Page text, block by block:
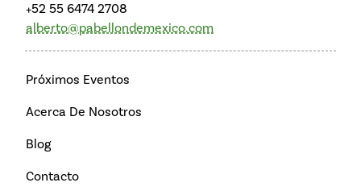
+52 55 6474 2708
alberto@pabellondemexico.com
Próximos Eventos
Acerca De Nosotros
Blog
Contacto